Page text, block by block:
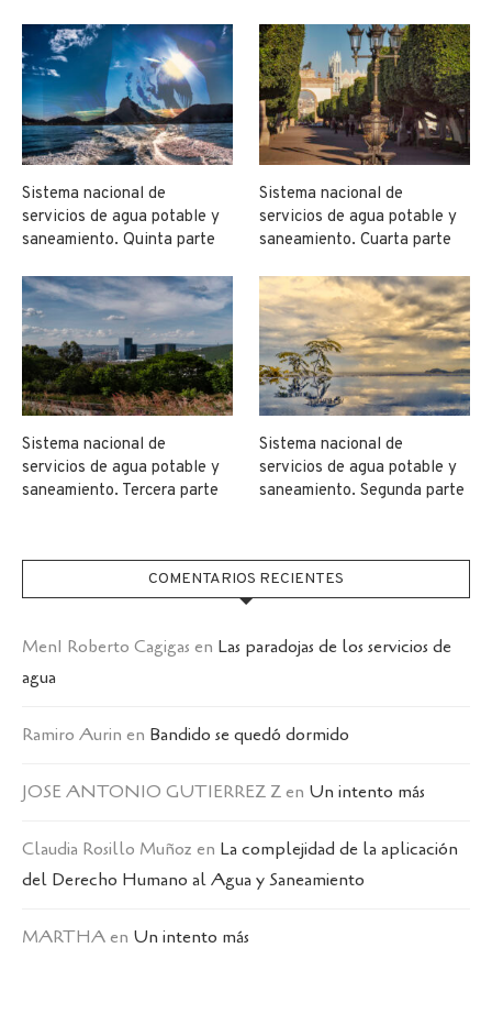
Sistema nacional de
servicios de agua potable y
saneamiento. Quinta parte
Sistema nacional de
servicios de agua potable y
saneamiento. Cuarta parte
Sistema nacional de
servicios de agua potable y
saneamiento. Tercera parte
Sistema nacional de
servicios de agua potable y
saneamiento. Segunda parte
COMENTARIOS RECIENTES
MenI Roberto Cagigas en Las paradojas de los servicios de
agua
Ramiro Aurin en Bandido se quedó dormido
JOSE ANTONIO GUTIERREZ Zen Un intento más
Claudia Rosillo Muñoz en La complejidad de la aplicación
del Derecho Humano al Agua y Saneamiento
MARTHAen Un intento más